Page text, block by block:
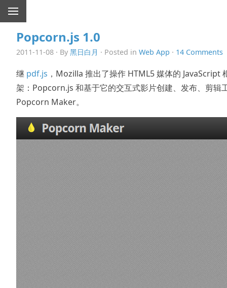
Popcorn.js 1.0
2011-11-08 · By 黑日白月 · Posted in Web App · 14 Comments
继 pdf.js ，Mozilla 推出了操作 HTML5 媒体的 JavaScript
架：Popcorn.js 和基于它的交互式影片创建、发布、剪辑
Popcorn Maker。